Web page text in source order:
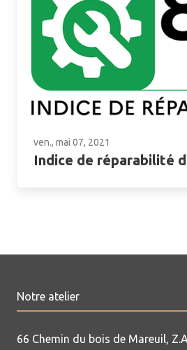
ven., mai 07, 2021
Indice de réparabilité
Notre atelier
66 Chemin du bois de Mareuil,